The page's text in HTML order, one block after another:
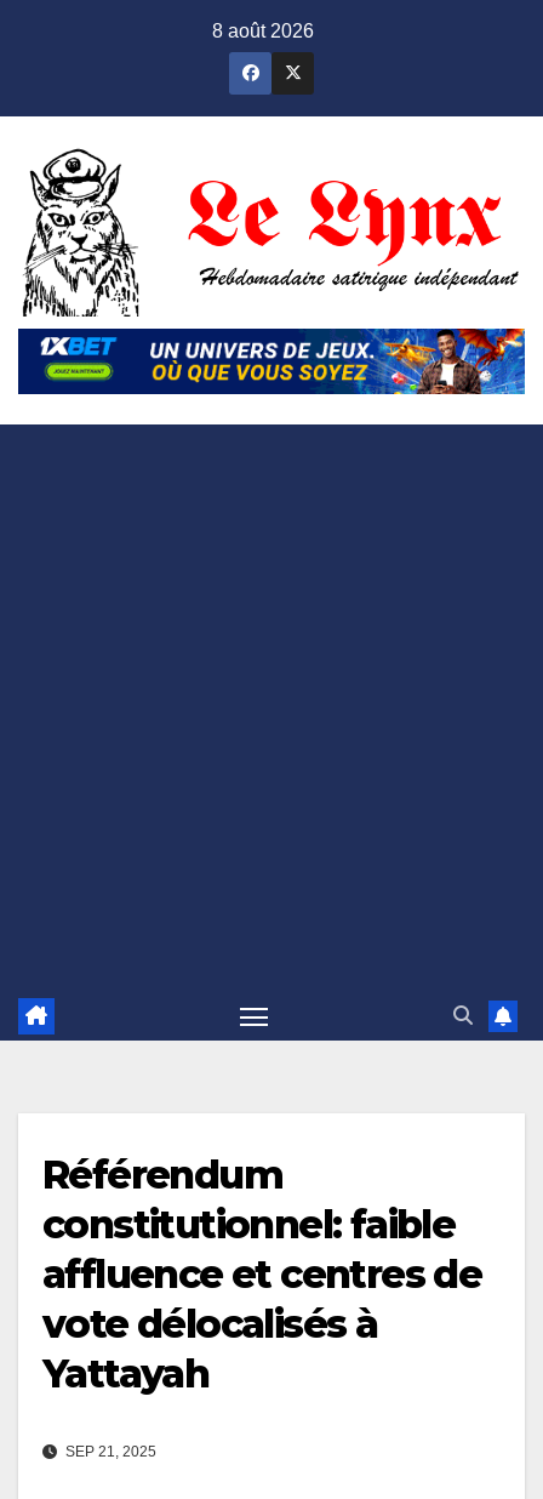
8 août 2026
Référendum
constitutionnel: faible
affluence et centres de
vote délocalisés à
Yattayah
SEP 21, 2025